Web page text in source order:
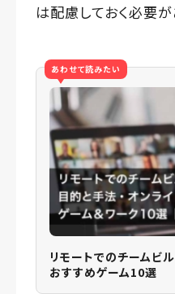
は配慮しておく必要が
あわせて読みたい
リモートでのチームビ
おすすめゲーム10選